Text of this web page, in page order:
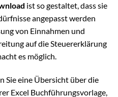
ist so gestaltet, dass sie
angepasst werden
von Einnahmen und
auf die Steuererklärung
es möglich.
Sie eine Übersicht über die
Excel Buchführungsvorlage,